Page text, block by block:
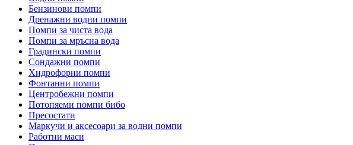
Бензинови помпи
Дренажни водни помпи
Помпи за чиста вода
Помпи за мръсна вода
Градински помпи
Сондажни помпи
Хидрофорни помпи
Фонтанни помпи
Центробежни помпи
Потопяеми помпи бибо
Пресостати
Маркучи и аксесоари за водни помпи
Работни маси